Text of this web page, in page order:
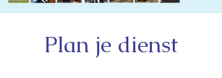
Plan je dienst